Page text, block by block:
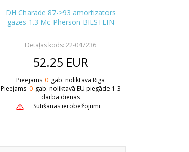
DH Charade 87->93 amortizators
gāzes 1.3 Mc-Pherson BILSTEIN
Detaļas kods: 22-047236
52.25 EUR
Pieejams 0 gab. noliktavā Rīgā
Pieejams 0 gab. noliktavā EU piegāde 1-3
darba dienas
Sūtīšanas ierobežojumi